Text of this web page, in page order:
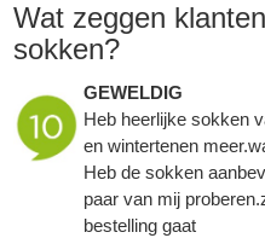
Wat zeggen
sokken?
GEWELDIG
Heb heerlijke sokken
en wintertenen
Heb de sokken
paar van mij
bestelling gaat